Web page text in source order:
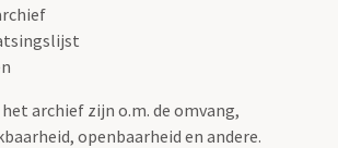
archief zijn o.m. de omvang,
openbaarheid en andere.